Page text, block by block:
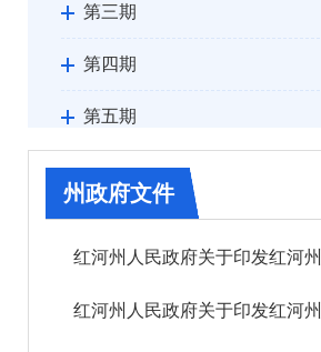
第三期
第四期
第五期
第六期
第七期
第八期
第九期
州政府文件